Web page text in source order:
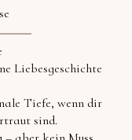
Liebesgeschichte
Tiefe, wenn dir
sind.